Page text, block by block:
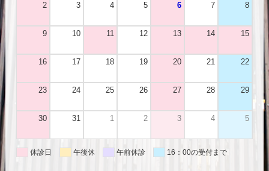
2 3 4 5 6 7 8
9 10 11 12 13 14 15
16 17 18 19 20 21 22
23 24 25 26 27 28 29
30 31 1 2 3 4 5
休診日 午後休 午前休診 16：00の受付まで